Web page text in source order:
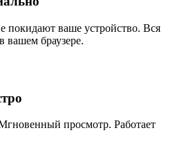
покидают ваше устройство. Вся
вашем браузере.
просмотр. Работает